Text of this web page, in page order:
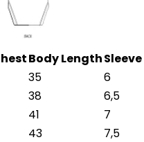
Body Length
35
6
38
6,5
41
7
43
7,5